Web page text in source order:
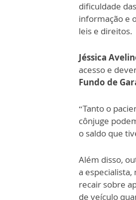
dificuldade
informação e
leis e direitos.
Jéssica
acesso e
Fundo de
“Tanto o
cônjuge
o saldo que
Além disso,
a especialista,
recair sobre
de veículo